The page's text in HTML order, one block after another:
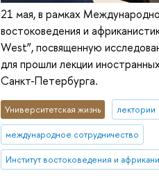
21 мая, в рамках
востоковедения и
West”, посвященную
для прошли лекции
Санкт-Петербурга.
Университетская жизнь лектории
международное сотрудничество
Институт востоковедения и